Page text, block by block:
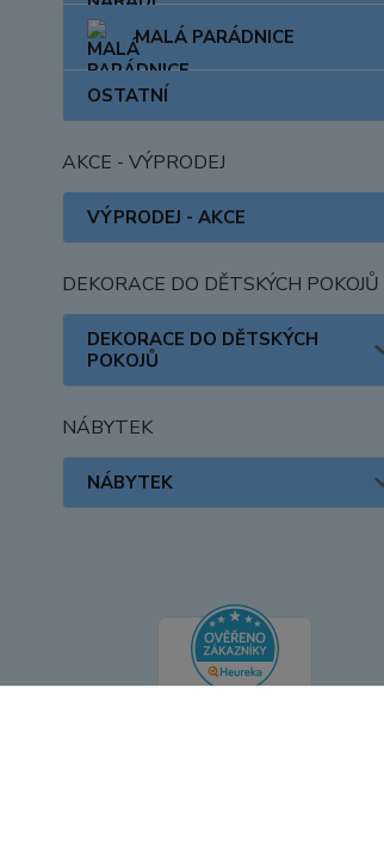
MALÁ PARÁDNICE
OSTATNÍ
AKCE - VÝPRODEJ
VÝPRODEJ - AKCE
DEKORACE DO DĚTSKÝCH POKOJŮ
DEKORACE DO DĚTSKÝCH
POKOJŮ
NÁBYTEK
NÁBYTEK